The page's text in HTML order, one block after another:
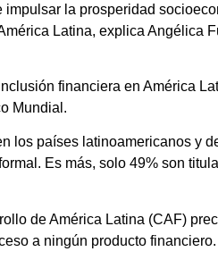
impulsar la prosperidad
Latina, explica Angélica
financiera en América
Mundial.
los países latinoamericanos y
Es más, solo 49% son
de América Latina (CAF)
a ningún producto financiero.